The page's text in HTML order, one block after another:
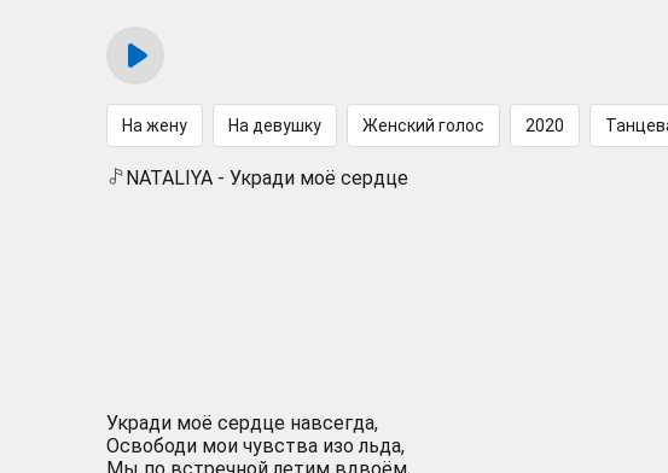
На жену На девушку Женский голос 2020
NATALIYA - Укради моё сердце
Укради моё сердце навсегда,
Освободи мои чувства изо льда,